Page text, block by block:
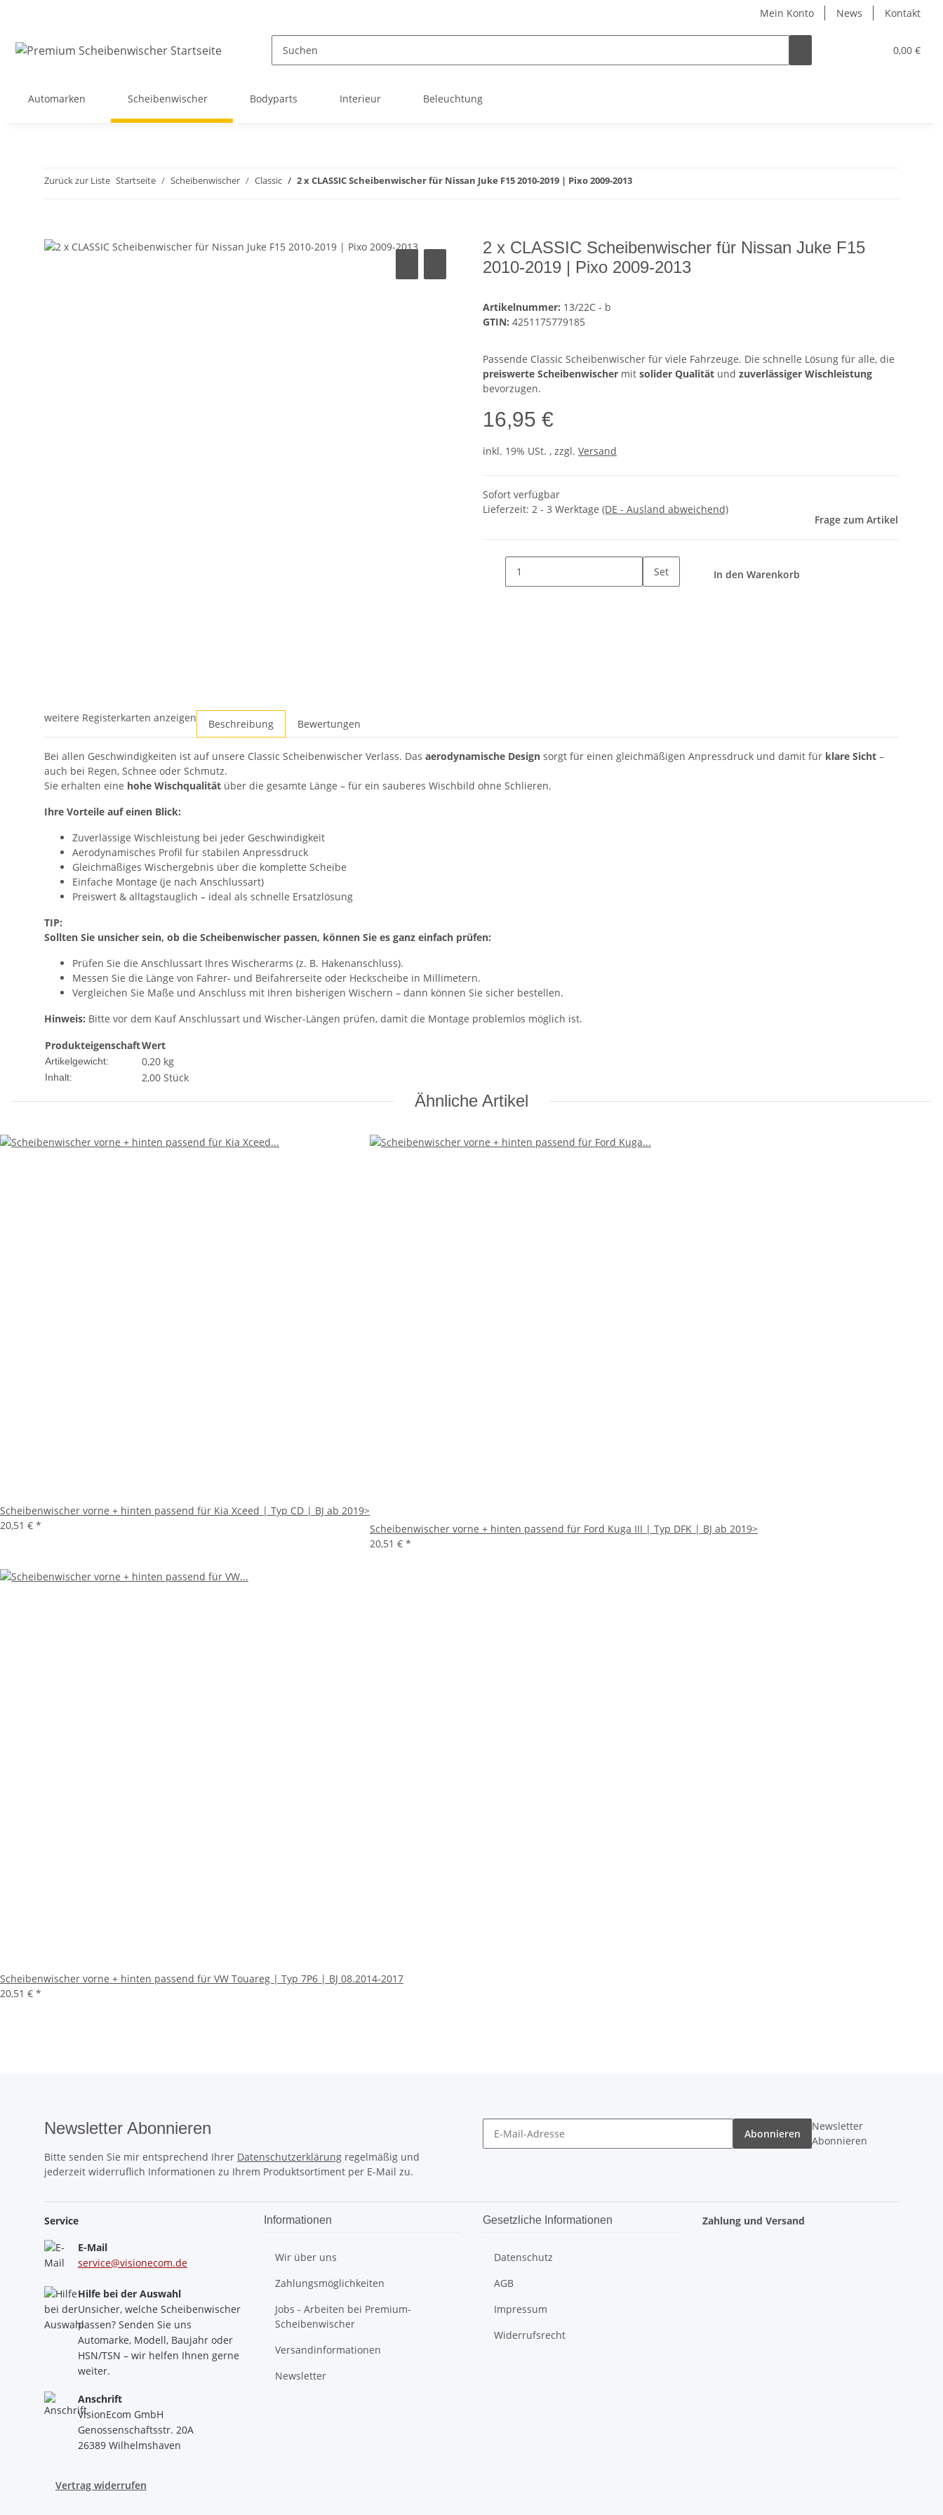
Mein Konto News Kontakt
0,00 €
Automarken Scheibenwischer Bodyparts Interieur Beleuchtung
Zurück zur Liste Startseite Scheibenwischer Classic 2 x CLASSIC Scheibenwischer für Nissan Juke F15 2010-2019 | Pixo 2009-2013
2 x CLASSIC Scheibenwischer für Nissan Juke F15
2010-2019 | Pixo 2009-2013
Artikelnummer: 13/22C - b
GTIN: 4251175779185
Passende Classic Scheibenwischer für viele Fahrzeuge. Die schnelle Lösung für alle, die
preiswerte Scheibenwischer mit solider Qualität und zuverlässiger Wischleistung
bevorzugen.
16,95 €
inkl. 19% USt. , zzgl. Versand
Sofort verfügbar
Lieferzeit: 2 - 3 Werktage (DE - Ausland abweichend)
Frage zum Artikel
Set In den Warenkorb
weitere Registerkarten anzeigen Beschreibung Bewertungen
Bei allen Geschwindigkeiten ist auf unsere Classic Scheibenwischer Verlass. Das aerodynamische Design sorgt für einen gleichmäßigen Anpressdruck und damit für klare Sicht –
auch bei Regen, Schnee oder Schmutz.
Sie erhalten eine hohe Wischqualität über die gesamte Länge – für ein sauberes Wischbild ohne Schlieren.
Ihre Vorteile auf einen Blick:
Zuverlässige Wischleistung bei jeder Geschwindigkeit
Aerodynamisches Profil für stabilen Anpressdruck
Gleichmäßiges Wischergebnis über die komplette Scheibe
Einfache Montage (je nach Anschlussart)
Preiswert & alltagstauglich – ideal als schnelle Ersatzlösung
TIP:
Sollten Sie unsicher sein, ob die Scheibenwischer passen, können Sie es ganz einfach prüfen:
Prüfen Sie die Anschlussart Ihres Wischerarms (z. B. Hakenanschluss).
Messen Sie die Länge von Fahrer- und Beifahrerseite oder Heckscheibe in Millimetern.
Vergleichen Sie Maße und Anschluss mit Ihren bisherigen Wischern – dann können Sie sicher bestellen.
Hinweis: Bitte vor dem Kauf Anschlussart und Wischer-Längen prüfen, damit die Montage problemlos möglich ist.
ProdukteigenschaftWert
Artikelgewicht: 0,20 kg
Inhalt: 2,00 Stück
Ähnliche Artikel
Scheibenwischer vorne + hinten passend für Kia Xceed | Typ CD | BJ ab 2019>
20,51 € *
Scheibenwischer vorne + hinten passend für Ford Kuga III | Typ DFK | BJ ab 2019>
20,51 € *
Scheibenwischer vorne + hinten passend für VW Touareg | Typ 7P6 | BJ 08.2014-2017
20,51 € *
Newsletter Abonnieren
Bitte senden Sie mir entsprechend Ihrer Datenschutzerklärung regelmäßig und
jederzeit widerruflich Informationen zu Ihrem Produktsortiment per E-Mail zu.
Abonnieren
Newsletter
Abonnieren
Service
E-Mail
service@visionecom.de
Hilfe bei der Auswahl
Unsicher, welche Scheibenwischer
passen? Senden Sie uns
Automarke, Modell, Baujahr oder
HSN/TSN – wir helfen Ihnen gerne
weiter.
Anschrift
VisionEcom GmbH
Genossenschaftsstr. 20A
26389 Wilhelmshaven
Informationen
Wir über uns
Zahlungsmöglichkeiten
Jobs - Arbeiten bei Premium-
Scheibenwischer
Versandinformationen
Newsletter
Gesetzliche Informationen
Datenschutz
AGB
Impressum
Widerrufsrecht
Zahlung und Versand
Vertrag widerrufen